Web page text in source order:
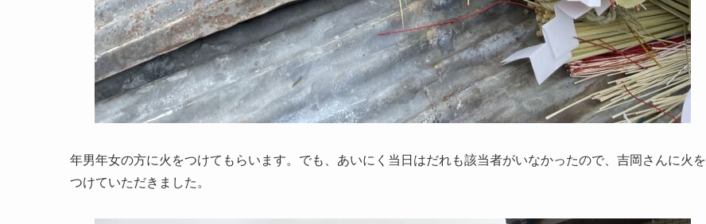
年男年女の方に火をつけてもらいます。でも、あいにく当日はだれも該当者がいなかったので、吉岡さんに火を
つけていただきました。